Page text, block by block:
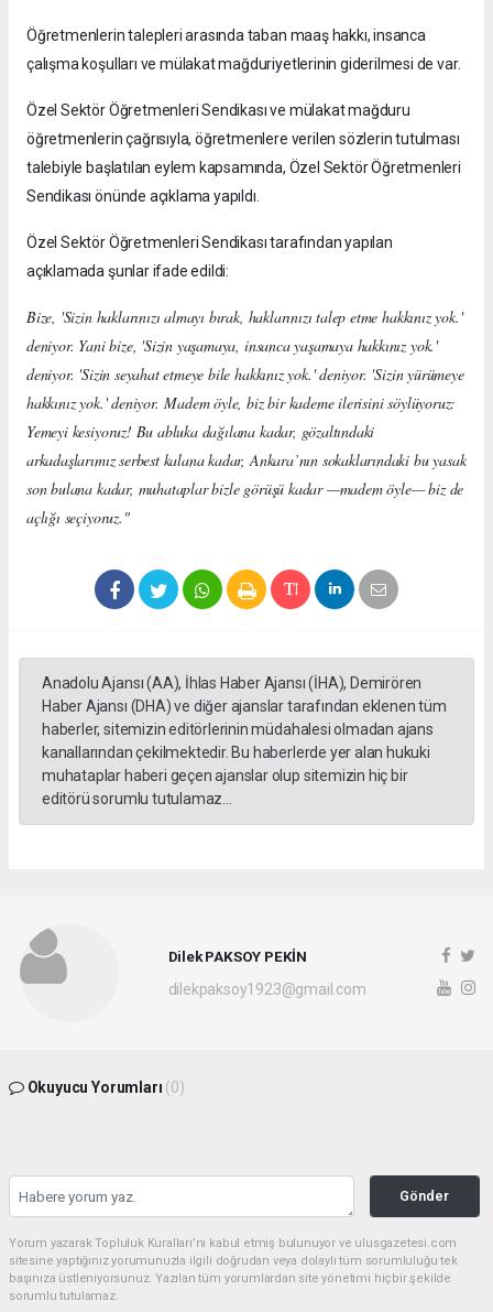
Öğretmenlerin talepleri arasında taban maaş hakkı, insanca
çalışma koşulları ve mülakat mağduriyetlerinin giderilmesi de var.
Özel Sektör Öğretmenleri Sendikası ve mülakat mağduru
öğretmenlerin çağrısıyla, öğretmenlere verilen sözlerin tutulması
talebiyle başlatılan eylem kapsamında, Özel Sektör Öğretmenleri
Sendikası önünde açıklama yapıldı.
Özel Sektör Öğretmenleri Sendikası tarafından yapılan
açıklamada şunlar ifade edildi:
Bize, 'Sizin haklarınızı almayı bırak, haklarınızı talep etme hakkınız yok.'
deniyor. Yani bize, 'Sizin yaşamaya, insanca yaşamaya hakkınız yok.'
deniyor. 'Sizin seyahat etmeye bile hakkınız yok.' deniyor. 'Sizin yürümeye
hakkınız yok.' deniyor.Madem öyle, biz bir kademe ilerisini söylüyoruz:
Yemeyi kesiyoruz! Bu abluka dağılana kadar, gözaltındaki
arkadaşlarımız serbest kalana kadar, Ankara’nın sokaklarındaki bu yasak
son bulana kadar, muhataplar bizle görüşü kadar —madem öyle— biz de
açlığı seçiyoruz."
Anadolu Ajansı (AA), İhlas Haber Ajansı (İHA), Demirören
Haber Ajansı (DHA) ve diğer ajanslar tarafından eklenen tüm
haberler, sitemizin editörlerinin müdahalesi olmadan ajans
kanallarından çekilmektedir. Bu haberlerde yer alan hukuki
muhataplar haberi geçen ajanslar olup sitemizin hiç bir
editörü sorumlu tutulamaz...
Dilek PAKSOY PEKİN
dilekpaksoy1923@gmail.com
Okuyucu Yorumları (0)
Gönder
Yorum yazarak Topluluk Kuralları’nı kabul etmiş bulunuyor ve ulusgazetesi.com
sitesine yaptığınız yorumunuzla ilgili doğrudan veya dolaylı tüm sorumluluğu tek
başınıza üstleniyorsunuz. Yazılan tüm yorumlardan site yönetimi hiçbir şekilde
sorumlu tutulamaz.